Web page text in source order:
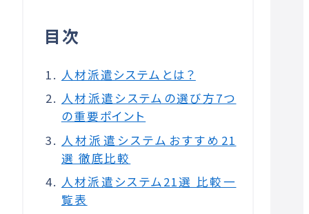
目次
人材派遣システムとは？
人材派遣システムの選び方7つ
の重要ポイント
人材派遣システムおすすめ21
選 徹底比較
人材派遣システム21選 比較一
覧表